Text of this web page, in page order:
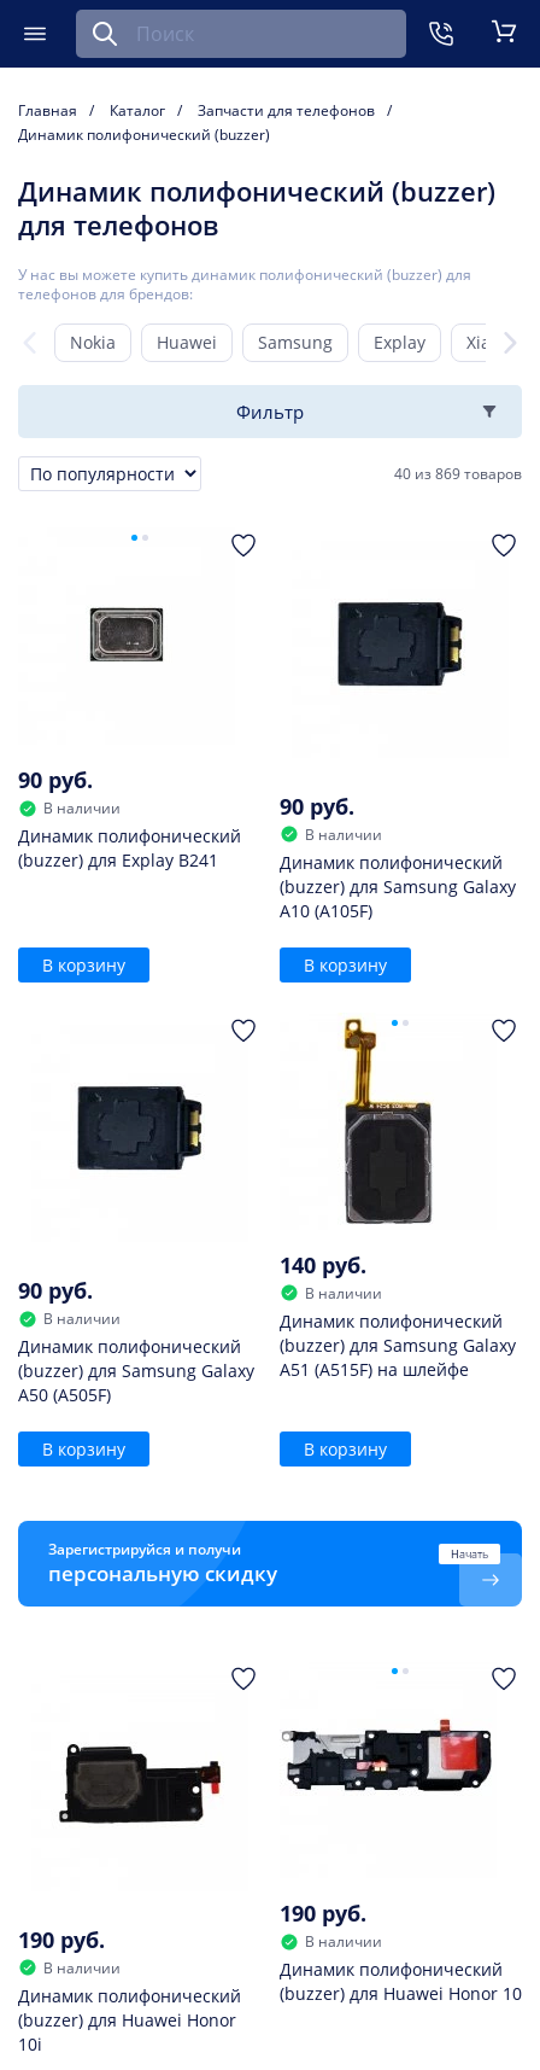
Меню
Найти запчасть для мобильного устройства
Главная Каталог
Запчасти для телефонов
Динамик полифонический (buzzer)
Динамик полифонический (buzzer)
для телефонов
У нас вы можете купить динамик полифонический (buzzer) для
телефонов для брендов:
Nokia Huawei Samsung Explay Xiaomi
Фильтр
Сортировка 40 из869 товаров
90 руб.
В наличии
Динамик полифонический
(buzzer) для Explay B241
В корзину
90 руб.
В наличии
Динамик полифонический
(buzzer) для Samsung Galaxy
A10 (A105F)
В корзину
90 руб.
В наличии
Динамик полифонический
(buzzer) для Samsung Galaxy
A50 (A505F)
В корзину
140 руб.
В наличии
Динамик полифонический
(buzzer) для Samsung Galaxy
A51 (A515F) на шлейфе
В корзину
Зарегистрируйся и получи
персональную скидку
Начать
190 руб.
В наличии
Динамик полифонический
(buzzer) для Huawei Honor
10i
190 руб.
В наличии
Динамик полифонический
(buzzer) для Huawei Honor 10